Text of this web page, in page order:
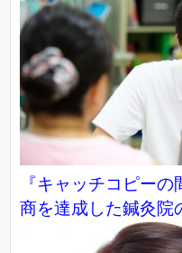
『キャッチコピー
商を達成した鍼灸院